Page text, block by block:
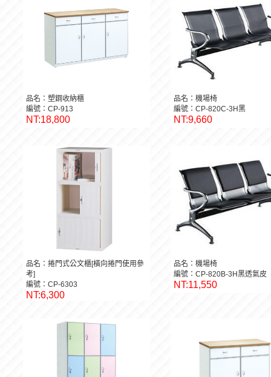
品名：塑鋼收納櫃
編號：CP-913
NT:18,800
品名：機場椅
編號：CP-820C-3H黑
NT:9,660
品名：捲門式公文櫃[橫向捲門使用參
考]
編號：CP-6303
NT:6,300
品名：機場椅
編號：CP-820B-3H黑透氣皮
NT:11,550